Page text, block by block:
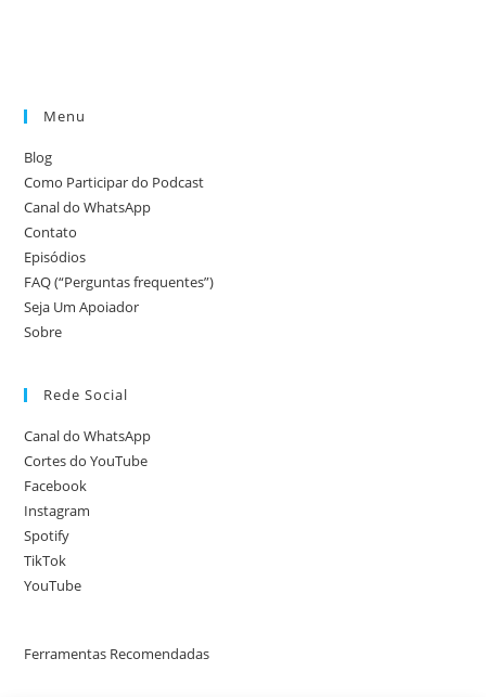
Menu
Blog
Como Participar do Podcast
Canal do WhatsApp
Contato
Episódios
FAQ (“Perguntas frequentes”)
Seja Um Apoiador
Sobre
Rede Social
Canal do WhatsApp
Cortes do YouTube
Facebook
Instagram
Spotify
TikTok
YouTube
Ferramentas Recomendadas